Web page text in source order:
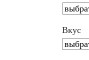
Вкус